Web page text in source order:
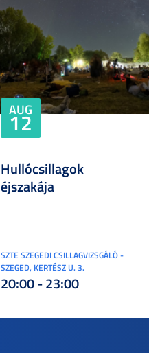
AUG
12
Hullócsillagok
éjszakája
SZTE SZEGEDI CSILLAGVIZSGÁLÓ -
SZEGED, KERTÉSZ U. 3.
20:00 - 23:00